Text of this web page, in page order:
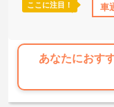
寮・借り上げ 社
ここに注目！ 車
あなたにおす